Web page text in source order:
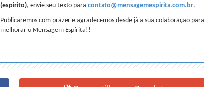
(espirito), envie seu texto para contato@mensagemespirita.com.br.
Publicaremos com prazer e agradecemos desde já a sua colaboração para
melhorar o Mensagem Espírita!!